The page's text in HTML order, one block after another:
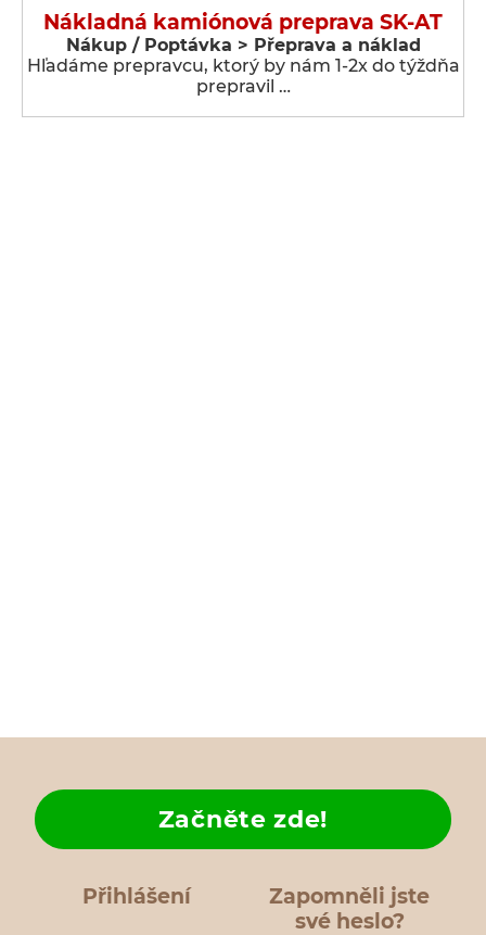
Nákladná kamiónová preprava SK-AT
Nákup / Poptávka > Přeprava a náklad
Hľadáme prepravcu, ktorý by nám 1-2x do týždňa
prepravil …
Přihlášení
Zapomněli jste
své heslo?
Začněte zde!